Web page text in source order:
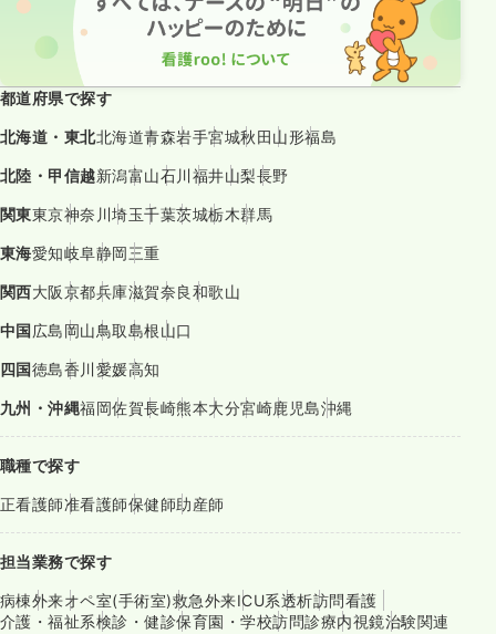
都道府県で探す
北海道・東北北海道青森岩手宮城秋田山形福島
北陸・甲信越新潟富山石川福井山梨長野
関東東京神奈川埼玉千葉茨城栃木群馬
東海愛知岐阜静岡三重
関西大阪京都兵庫滋賀奈良和歌山
中国広島岡山鳥取島根山口
四国徳島香川愛媛高知
九州・沖縄福岡佐賀長崎熊本大分宮崎鹿児島沖縄
職種で探す
正看護師准看護師保健師助産師
担当業務で探す
病棟外来オペ室(手術室)救急外来ICU系透析訪問看護
介護・福祉系検診・健診保育園・学校訪問診療内視鏡治験関連